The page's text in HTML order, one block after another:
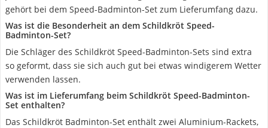
gehört bei dem Speed-Badminton-Set zum Lieferumfang dazu.
Was ist die Besonderheit an dem Schildkröt Speed-
Badminton-Set?
Die Schläger des Schildkröt Speed-Badminton-Sets sind extra
so geformt, dass sie sich auch gut bei etwas windigerem Wetter
verwenden lassen.
Was ist im Lieferumfang beim Schildkröt Speed-Badminton-
Set enthalten?
Das Schildkröt Badminton-Set enthält zwei Aluminium-Rackets,